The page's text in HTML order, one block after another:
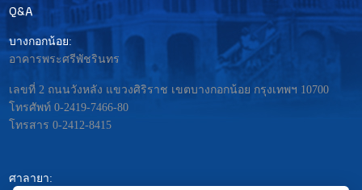
Q&A
บางกอกน้อย:
อาคารพระศรีพัชรินทร
เลขที่ 2 ถนนวังหลัง แขวงศิริราช เขตบางกอกน้อย กรุงเทพฯ 10700
โทรศัพท์ 0-2419-7466-80
โทรสาร 0-2412-8415
ศาลายา: